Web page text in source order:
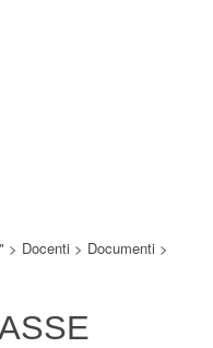
> Docenti > Documenti >